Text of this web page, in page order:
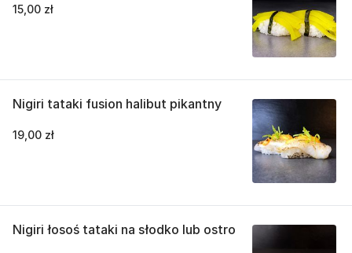
15,00 zł
Nigiri tataki fusion halibut pikantny
19,00 zł
Nigiri łosoś tataki na słodko lub ostro